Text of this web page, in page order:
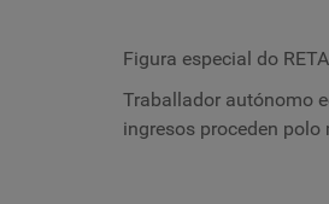
Figura especial do
Traballador autónomo
ingresos proceden polo